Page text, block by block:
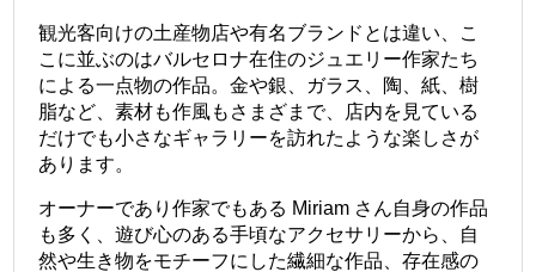
観光客向けの土産物店や有名ブランドとは違い、こ
こに並ぶのはバルセロナ在住のジュエリー作家たち
による一点物の作品。金や銀、ガラス、陶、紙、樹
脂など、素材も作風もさまざまで、店内を見ている
だけでも小さなギャラリーを訪れたような楽しさが
あります。
オーナーであり作家でもある Miriam さん自身の作品
も多く、遊び心のある手頃なアクセサリーから、自
然や生き物をモチーフにした繊細な作品、存在感の